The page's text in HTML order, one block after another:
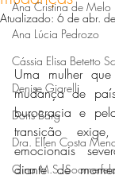
Ana Cristina de Melo
Ana Lúcia Pedrozo
Cássia Elisa Betetto
Denise Giarelli
Doris Barg
Dra. Ellen Costa
Gina M.S.
Atualizado: 6 de abr.
Uma mulher
mudança de
burocracia e
transição
emocionais
diante de